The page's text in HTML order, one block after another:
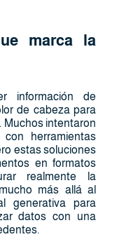
marca la
información de
de cabeza para
Muchos intentaron
herramientas
estas soluciones
en formatos
realmente la
más allá al
generativa para
datos con una